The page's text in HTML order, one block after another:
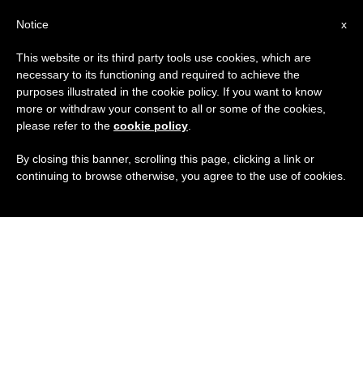
x
Notice
This website or its third party tools use cookies, which are
necessary to its functioning and required to achieve the
purposes illustrated in the cookie policy. If you want to know
more or withdraw your consent to all or some of the cookies,
please refer to the cookie policy
By closing this banner, scrolling this page, clicking a link or
continuing to browse otherwise, you agree to the use of cookies.